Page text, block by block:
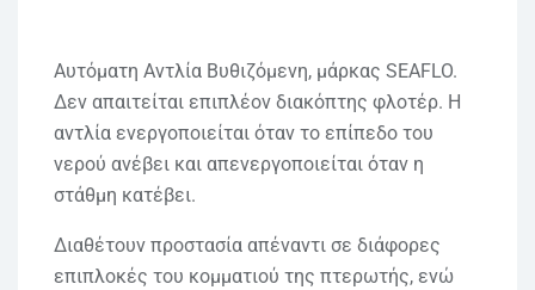
Αυτόματη Αντλία Βυθιζόμενη, μάρκας SEAFLO.
Δεν απαιτείται επιπλέον διακόπτης φλοτέρ. Η
αντλία ενεργοποιείται όταν το επίπεδο του
νερού ανέβει και απενεργοποιείται όταν η
στάθμη κατέβει.
Διαθέτουν προστασία απέναντι σε διάφορες
επιπλοκές του κομματιού της πτερωτής, ενώ